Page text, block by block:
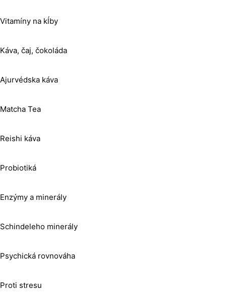
Vitamíny na kĺby
Káva, čaj, čokoláda
Ajurvédska káva
Matcha Tea
Reishi káva
Probiotiká
Enzýmy a minerály
Schindeleho minerály
Psychická rovnováha
Proti stresu